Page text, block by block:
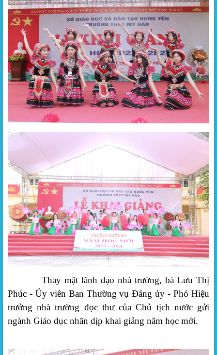
Thay mặt lãnh đạo nhà trường, bà Lưu Thị
Phúc - Ủy viên Ban Thường vụ Đảng ủy - Phó Hiệu
trưởng nhà trường đọc thư của Chủ tịch nước gửi
ngành Giáo dục nhân dịp khai giảng năm học mới.